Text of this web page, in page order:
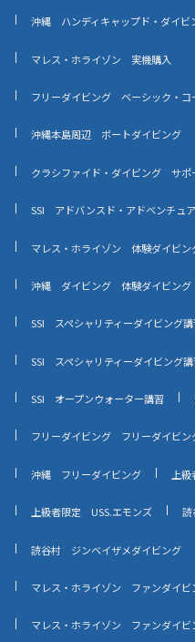
沖縄 ハンディキャップド・ダイビ
マレス・ホライゾン 実機購入
フリーダイビング ベーシック・コ
沖縄本島周辺 ボートダイビング
クラシファイド・ダイビング サポ
SSI アドバンスド・アドベンチュ
マレス・ホライゾン 体験ダイビン
沖縄 ダイビング 体験ダイビング
SSI スペシャリティーダイビング講
SSI スペシャリティーダイビング講
SSI オープンウォーター講習
フリーダイビング フリーダイビン
沖縄 フリーダイビング 上
上級者限定 USS.エモンズ
読谷村 ジンベイザメダイビング
マレス・ホライゾン ファンダイビ
マレス・ホライゾン ファンダイビ